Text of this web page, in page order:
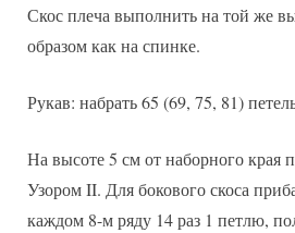
Скос плеча выполнить на той же
образом как на спинке.
Рукав: набрать 65 (69, 75, 81)
На высоте 5 см от наборного края
Узором II. Для бокового скоса
каждом 8-м ряду 14 раз 1 петлю,